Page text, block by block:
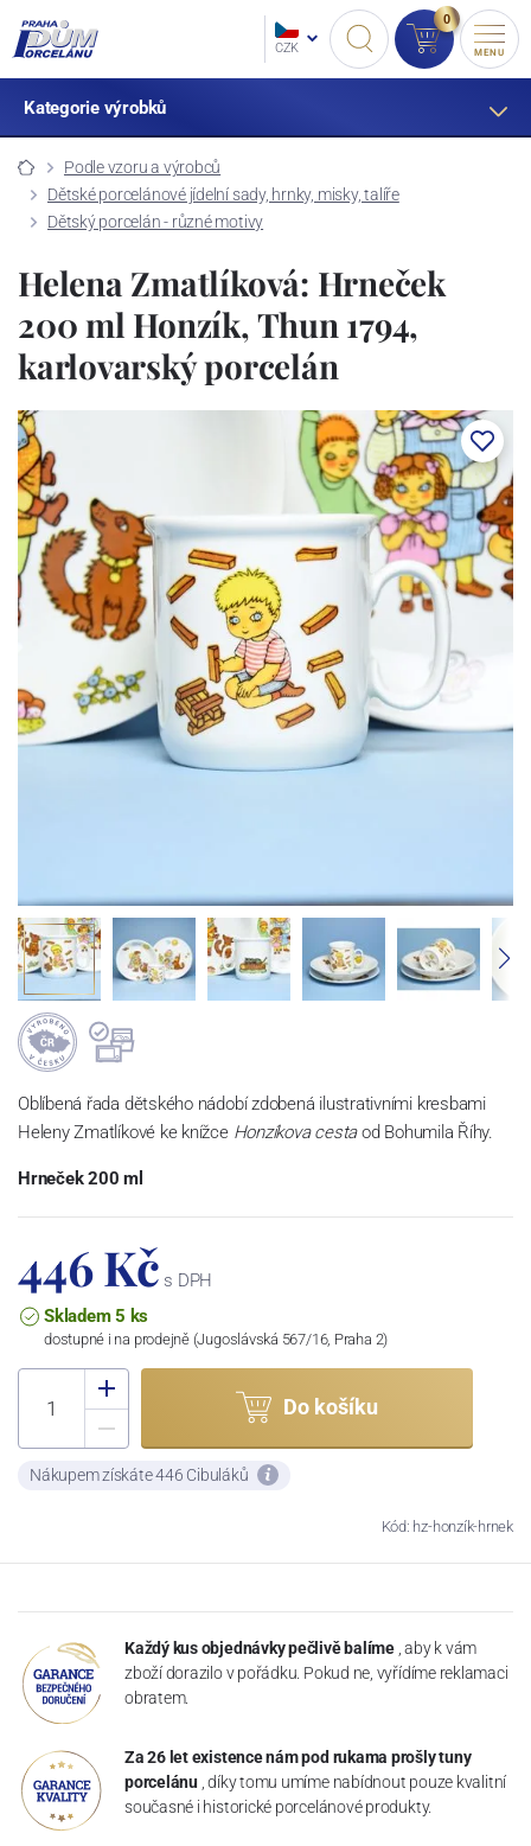
CZK
0
MENU
Kategorie výrobků
Podle vzoru a výrobců
Dětské porcelánové jídelní sady, hrnky, misky, talíře
Dětský porcelán - různé motivy
Helena Zmatlíková: Hrneček
200 ml Honzík, Thun 1794,
karlovarský porcelán
Oblíbená řada dětského nádobí zdobená ilustrativními kresbami
Heleny Zmatlíkové ke knížce Honzíkova cestaod Bohumila Říhy.
Hrneček 200 ml
446 Kč s DPH
Skladem 5 ks
dostupné i na prodejně (Jugoslávská 567/16, Praha 2)
Do košíku
Nákupem získáte 446 Cibuláků
Kód: hz-honzík-hrnek
Každý kus objednávky pečlivě balíme , aby k vám
zboží dorazilo v pořádku. Pokud ne, vyřídíme reklamaci
obratem.
Za 26 let existence nám pod rukama prošly tuny
porcelánu , díky tomu umíme nabídnout pouze kvalitní
současné i historické porcelánové produkty.